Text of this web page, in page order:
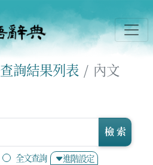
查詢結果列表 內文
全文查詢 進階設定
檢 索